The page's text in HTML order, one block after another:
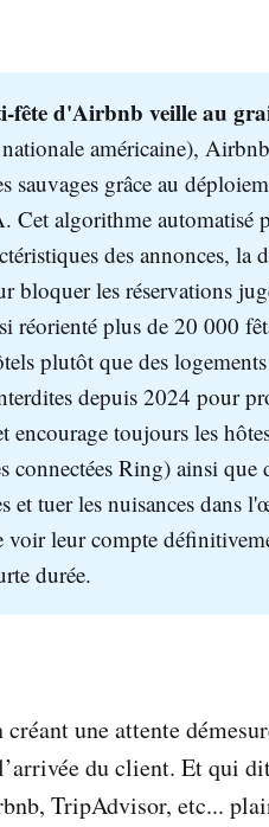
fête d'Airbnb veille au
américaine),
sauvages grâce au
Cet algorithme automatisé
des annonces, la
bloquer les réservations
réorienté plus de 20 000
plutôt que des
depuis 2024 pour
encourage toujours les
connectées Ring) ainsi que
et tuer les nuisances dans
voir leur compte
durée.
une attente
du client. Et qui
TripAdvisor, etc...